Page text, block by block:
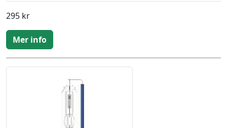
295 kr
Mer info